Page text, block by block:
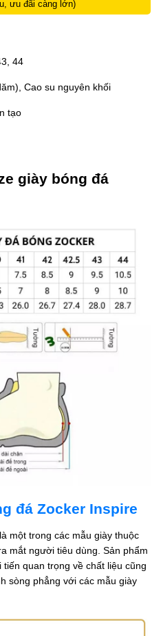
ưu đãi càng lớn)
44
Cao su nguyên khối
tạo
giày bóng đá
đá Zocker Inspire
là một trong các mẫu giày thuộc
mắt người tiêu dùng. Sản phẩm
quan trọng về chất liệu cũng
sòng phẳng với các mẫu giày